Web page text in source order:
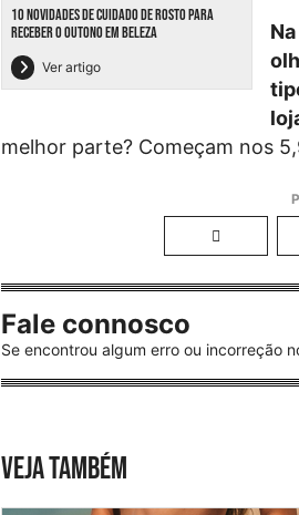
10 NOVIDADES DE CUIDADO DE ROSTO PARA
RECEBER O OUTONO EM BELEZA
Ver artigo
melhor parte? Começam nos
Fale connosco
Se encontrou algum erro ou incorreção
VEJA TAMBÉM